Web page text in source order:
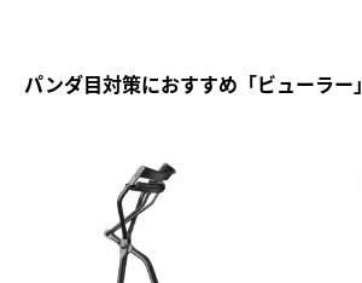
パンダ目対策におすすめ「ビューラー」